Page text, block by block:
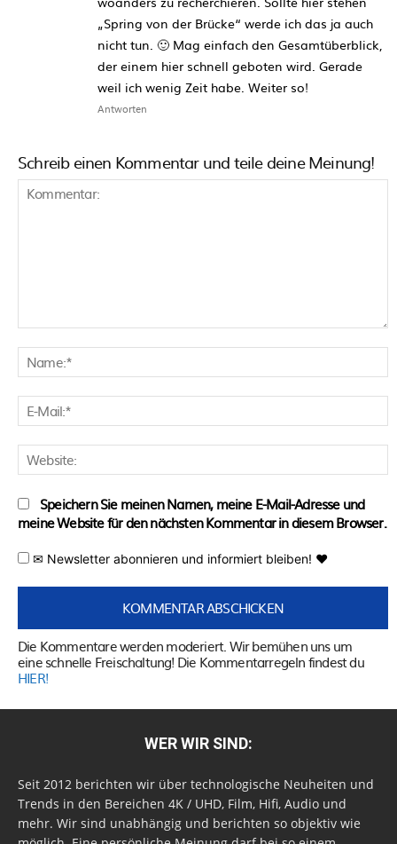
„Spring von der Brücke“ werde ich das ja auch
nicht tun. 🙂 Mag einfach den Gesamtüberblick,
der einem hier schnell geboten wird. Gerade
weil ich wenig Zeit habe. Weiter so!
Antworten
Schreib einen Kommentar und teile deine Meinung!
Speichern Sie meinen Namen, meine E-Mail-Adresse und
meine Website für den nächsten Kommentar in diesem Browser.
✉ Newsletter abonnieren und informiert bleiben! ♥
Die Kommentare werden moderiert. Wir bemühen uns um
eine schnelle Freischaltung! Die Kommentarregeln findest du
HIER!
WER WIR SIND:
Seit 2012 berichten wir über technologische Neuheiten und
Trends in den Bereichen 4K / UHD, Film, Hifi, Audio und
mehr. Wir sind unabhängig und berichten so objektiv wie